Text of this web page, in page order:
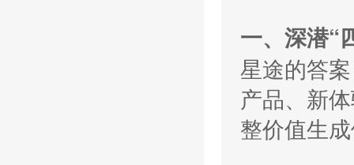
一、深潜“
星途的答
产品、新
整价值生